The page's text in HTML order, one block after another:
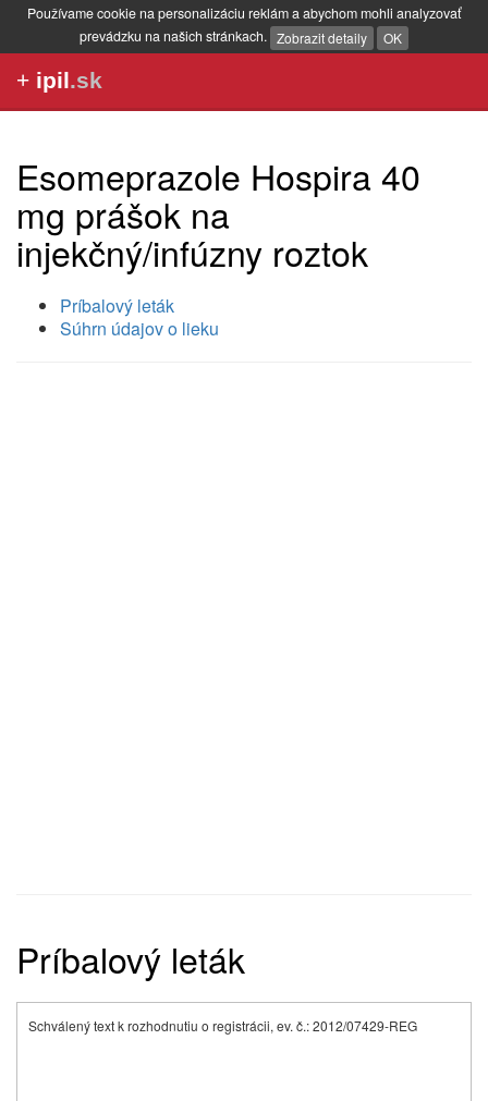
Používame cookie na personalizáciu reklám a abychom mohli analyzovať
prevádzku na našich stránkach. Zobrazit detaily OK
+ ipil.sk
Esomeprazole Hospira 40
mg prášok na
injekčný/infúzny roztok
Príbalový leták
Súhrn údajov o lieku
Príbalový leták
Schválený text k rozhodnutiu o registrácii, ev. č.: 2012/07429-REG